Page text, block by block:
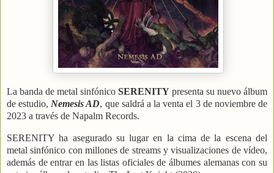
La banda de metal sinfónico SERENITY presenta su nuevo álbum
de estudio,Nemesis AD, que saldrá a la venta el 3 de noviembre de
2023 a través de Napalm Records.
SERENITY ha asegurado su lugar en la cima de la escena del
metal sinfónico con millones de streams y visualizaciones de vídeo,
además de entrar en las listas oficiales de álbumes alemanas con su